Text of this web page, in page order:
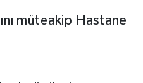
müteakip Hastane